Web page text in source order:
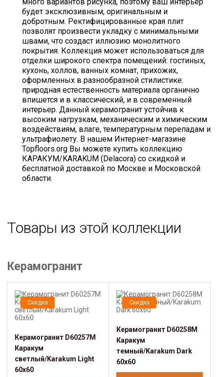
будет эксклюзивным, оригинальным и
добротным. Ректифицированные края плит
позволят произвести укладку с минимальными
швами, что создаст иллюзию монолитного
покрытия. Коллекция может использоваться для
отделки широкого спектра помещений: гостиных,
кухонь, холлов, ванных комнат, прихожих,
оформленных в разнообразной стилистике:
природная естественность материала органично
впишется и в классический, и в современный
интерьер. Данный керамогранит устойчив к
высоким нагрузкам, механическим и химическим
воздействиям, влаге, температурным перепадам и
ультрафиолету. В нашем Интернет-магазине
Topfloors.org Вы можете купить коллекцию
КАРАКУМ/KARAKUM (Delacora) со скидкой и
бесплатной доставкой по Москве и Московской
области.
Товары из этой коллекции
Керамогранит
Скидка
Керамогранит D60257M
Каракум
светлый/Karakum Light
60х60
Скидка
Керамогранит D60258M
Каракум
темный/Karakum Dark
60х60